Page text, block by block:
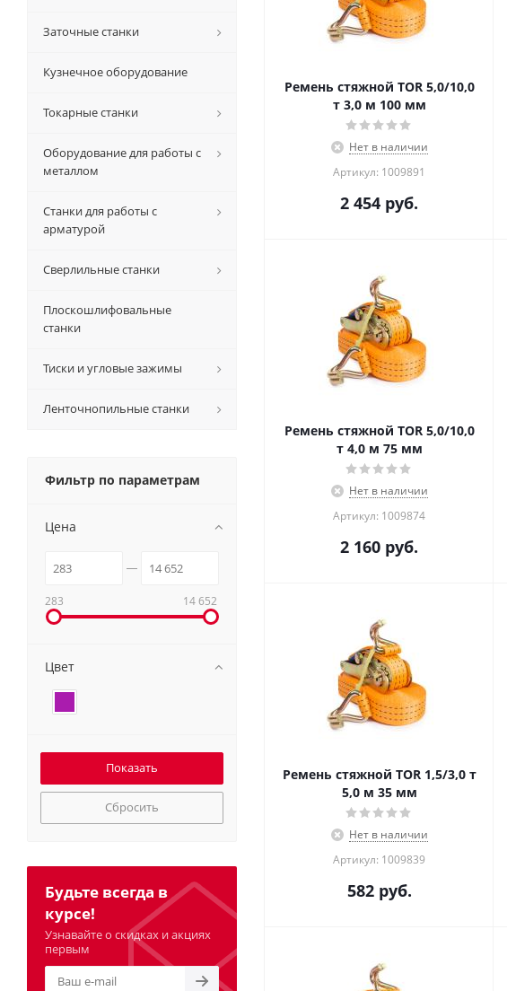
Ремень стяжной TOR 5,0/10,0
т 3,0 м 100 мм
Нет в наличии
Артикул: 1009891
2 454 руб.
Ремень стяжной TOR 5,0/10,0
т 4,0 м 75 мм
Нет в наличии
Артикул: 1009874
2 160 руб.
Ремень стяжной TOR 1,5/3,0 т
5,0 м 35 мм
Нет в наличии
Артикул: 1009839
582руб.
Заточные станки
Кузнечное оборудование
Токарные станки
Оборудование для работы с
металлом
Станки для работы с
арматурой
Сверлильные станки
Плоскошлифовальные
станки
Тиски и угловые зажимы
Ленточнопильные станки
Фильтр по параметрам
Цена
283 14 652
Цвет
Сбросить
Будьте всегда в
курсе!
Узнавайте о скидках и акциях
первым